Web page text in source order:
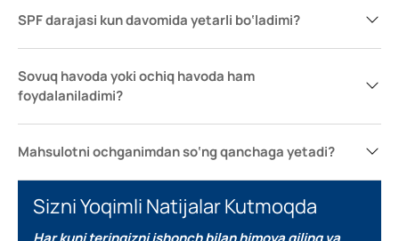
SPF darajasi kun davomida yetarli bo‘ladimi?
Sovuq havoda yoki ochiq havoda ham
foydalaniladimi?
Mahsulotni ochganimdan so‘ng qanchaga yetadi?
Sizni Yoqimli Natijalar Kutmoqda